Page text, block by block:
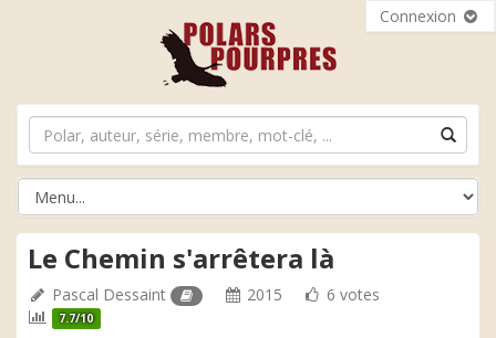
Connexion
Le Chemin s'arrêtera là
Pascal Dessaint 2015 6 votes
7.7/10